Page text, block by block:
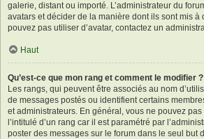
galerie, distant ou importé. L’administrateur du
avatars et décider de la manière dont ils sont mis à
pouvez pas utiliser d’avatar, contactez un
Haut
Qu’est-ce que mon rang et comment le modifier ?
Les rangs, qui peuvent être associés au nom
de messages postés ou identifient certains
et administrateurs. En général, vous ne pouvez
l’intitulé d’un rang car il est paramétré par
poster des messages sur le forum dans le seul but